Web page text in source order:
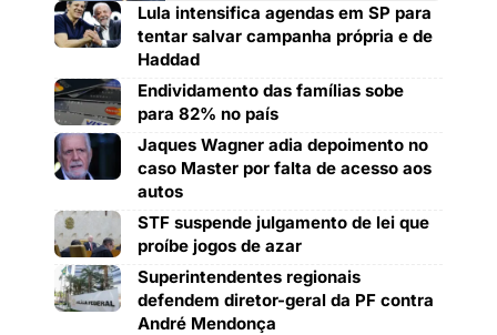
Lula intensifica agendas em SP para
tentar salvar campanha própria e de
Haddad
Endividamento das famílias sobe
para 82% no país
Jaques Wagner adia depoimento no
caso Master por falta de acesso aos
autos
STF suspende julgamento de lei que
proíbe jogos de azar
Superintendentes regionais
defendem diretor-geral da PF contra
André Mendonça